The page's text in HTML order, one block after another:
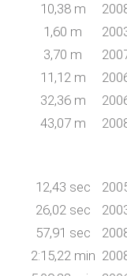
10,38 m
1,60 m
3,70 m
11,12 m
32,36 m
43,07 m
12,43 sec
26,02 sec
57,91 sec
2:15,22 min